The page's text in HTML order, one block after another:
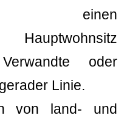
einen
oder
Linie.
von land- und